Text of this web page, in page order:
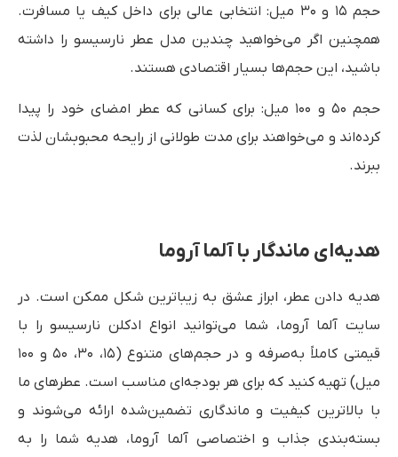
حجم ۱۵ و ۳۰ میل: انتخابی عالی برای داخل کیف یا مسافرت.
همچنین اگر می‌خواهید چندین مدل عطر نارسیسو را داشته
باشید، این حجم‌ها بسیار اقتصادی هستند.
حجم ۵۰ و ۱۰۰ میل: برای کسانی که عطر امضای خود را پیدا
کرده‌اند و می‌خواهند برای مدت طولانی از رایحه محبوبشان لذت
ببرند.
هدیه‌ای ماندگار با آلما آروما
هدیه دادن عطر، ابراز عشق به زیباترین شکل ممکن است. در
سایت آلما آروما، شما می‌توانید انواع ادکلن نارسیسو را با
قیمتی کاملاً به‌صرفه و در حجم‌های متنوع (۱۵، ۳۰، ۵۰ و ۱۰۰
میل) تهیه کنید که برای هر بودجه‌ای مناسب است. عطرهای ما
با بالاترین کیفیت و ماندگاری تضمین‌شده ارائه می‌شوند و
بسته‌بندی جذاب و اختصاصی آلما آروما، هدیه شما را به